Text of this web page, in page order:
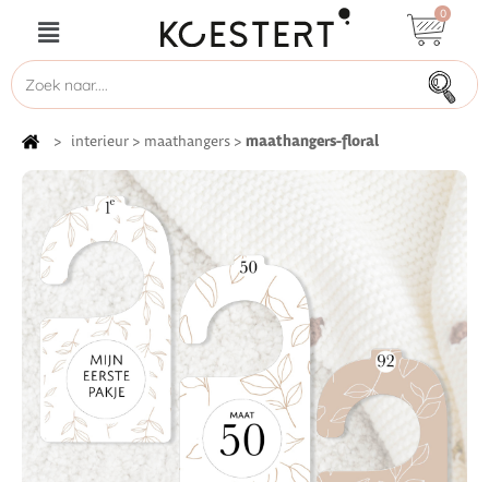
0
> interieur > maathangers > maathangers-floral